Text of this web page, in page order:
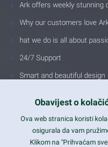
Ark offers weekly stunning
Why our customers love
hat we do is all about
24/7 Support
Smart and beautiful design
Latest trends and much
Obavijest o
Ova web stranica koristi
osigurala da vam
Klikom na "Prihvaćam